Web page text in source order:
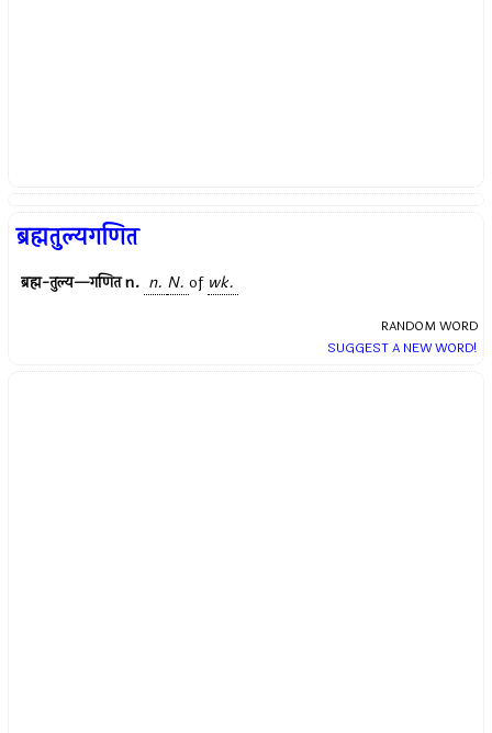
ब्रह्मतुल्यगणित
ब्रह्म-तुल्य—गणितn. n. N. of wk.
RANDOM WORD
SUGGEST A NEW WORD!